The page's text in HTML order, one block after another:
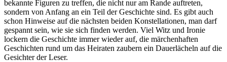
bekannte Figuren zu treffen, die nicht nur am Rande auftreten,
sondern von Anfang an ein Teil der Geschichte sind. Es gibt auch
schon Hinweise auf die nächsten beiden Konstellationen, man darf
gespannt sein, wie sie sich finden werden. Viel Witz und Ironie
lockern die Geschichte immer wieder auf, die märchenhaften
Geschichten rund um das Heiraten zaubern ein Dauerlächeln auf die
Gesichter der Leser.